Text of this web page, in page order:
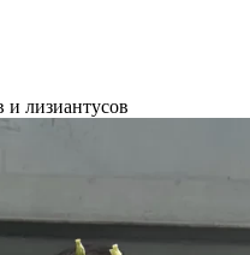
лизиантусов